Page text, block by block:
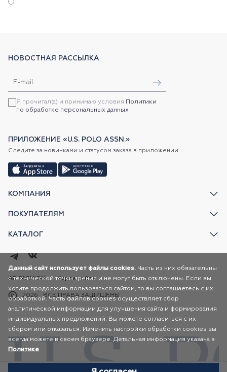
КОМПАНИЯ
ПОКУПАТЕЛЯМ
КАТАЛОГ
НОВОСТНАЯ РАССЫЛКА
Я прочитал(а) и принимаю условия
Политики
по обработке персональных данных
ПРИЛОЖЕНИЕ «U.S. POLO ASSN.»
Следите за новинками и статусом заказа в приложении
2026 ВСЕ ПРАВА ЗАЩИЩЕНЫ
AR FASHION Карта сайта
Данный сайт использует файлы cookies. Часть из них обязательны
с технической точки зрения и не могут быть отключены. Если вы
хотите продолжить пользоваться сайтом, то вы соглашаетесь с их
обработкой. Часть файлов cookies осуществляет сбор
аналитической информации для улучшения сайта и формирования
индивидуальных предложений. Вы можете согласиться с их
сбором или отказаться. Изменить настройки обработки cookies вы
всегда можете в своем браузере. Детальная информация указана в
Политике